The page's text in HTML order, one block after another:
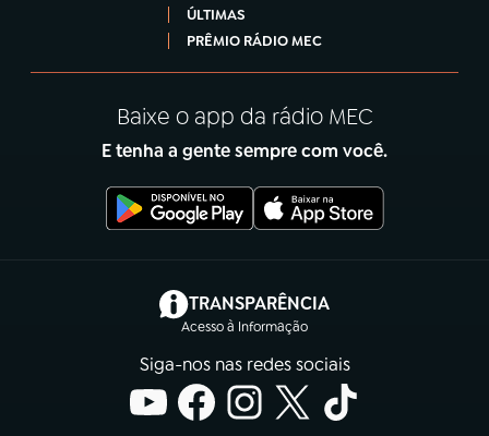
ÚLTIMAS
PRÊMIO RÁDIO MEC
Baixe o app da rádio MEC
E tenha a gente sempre com você.
TRANSPARÊNCIA
Acesso à Informação
(abre em nova aba)
Siga-nos nas redes sociais